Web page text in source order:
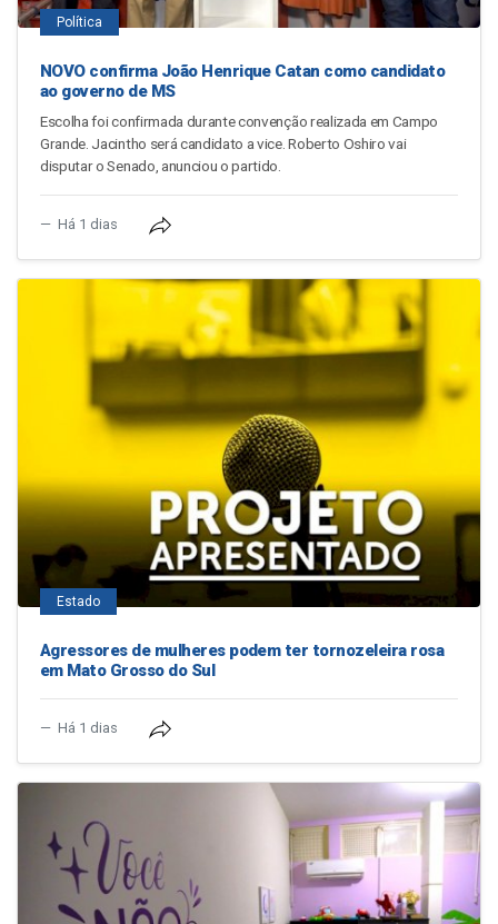
Política
NOVO confirma João Henrique Catan como candidato
ao governo de MS
Escolha foi confirmada durante convenção realizada em Campo
Grande. Jacintho será candidato a vice. Roberto Oshiro vai
disputar o Senado, anunciou o partido.
Há 1 dias
Estado
Agressores de mulheres podem ter tornozeleira rosa
em Mato Grosso do Sul
Há 1 dias